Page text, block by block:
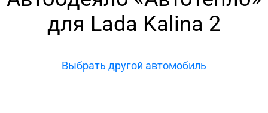
для Lada Kalina 2
Выбрать другой автомобиль